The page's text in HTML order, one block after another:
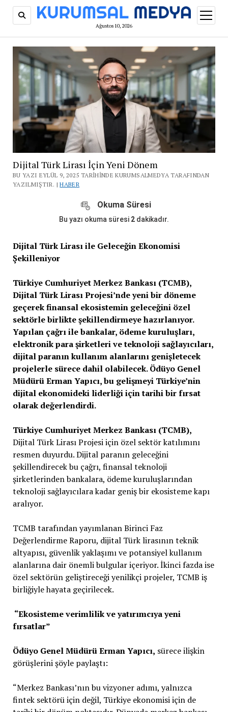
Ağustos 10, 2026
aç
Dijital Türk Lirası İçin Yeni Dönem
BU YAZI EYLÜL 9, 2025 TARIHINDE KURUMSALMEDYA TARAFINDAN
YAZILMIŞTIR. |HABER
Okuma Süresi
Bu yazı okuma süresi 2 dakikadır.
Dijital Türk Lirası ile Geleceğin Ekonomisi
Şekilleniyor
Türkiye Cumhuriyet Merkez Bankası (TCMB),
Dijital Türk Lirası Projesi’nde yeni bir döneme
geçerek finansal ekosistemin geleceğini özel
sektörle birlikte şekillendirmeye hazırlanıyor.
Yapılan çağrı ile bankalar, ödeme kuruluşları,
elektronik para şirketleri ve teknoloji sağlayıcıları,
dijital paranın kullanım alanlarını genişletecek
projelerle sürece dahil olabilecek. Ödüyo Genel
Müdürü Erman Yapıcı, bu gelişmeyi Türkiye’nin
dijital ekonomideki liderliği için tarihi bir fırsat
olarak değerlendirdi.
Türkiye Cumhuriyet Merkez Bankası (TCMB),
Dijital Türk Lirası Projesi için özel sektör katılımını
resmen duyurdu. Dijital paranın geleceğini
şekillendirecek bu çağrı, finansal teknoloji
şirketlerinden bankalara, ödeme kuruluşlarından
teknoloji sağlayıcılara kadar geniş bir ekosisteme kapı
aralıyor.
TCMB tarafından yayımlanan Birinci Faz
Değerlendirme Raporu, dijital Türk lirasının teknik
altyapısı, güvenlik yaklaşımı ve potansiyel kullanım
alanlarına dair önemli bulgular içeriyor. İkinci fazda ise
özel sektörün geliştireceği yenilikçi projeler, TCMB iş
birliğiyle hayata geçirilecek.
“Ekosisteme verimlilik ve yatırımcıya yeni
fırsatlar”
Ödüyo Genel Müdürü Erman Yapıcı, sürece ilişkin
görüşlerini şöyle paylaştı:
“Merkez Bankası’nın bu vizyoner adımı, yalnızca
fintek sektörü için değil, Türkiye ekonomisi için de